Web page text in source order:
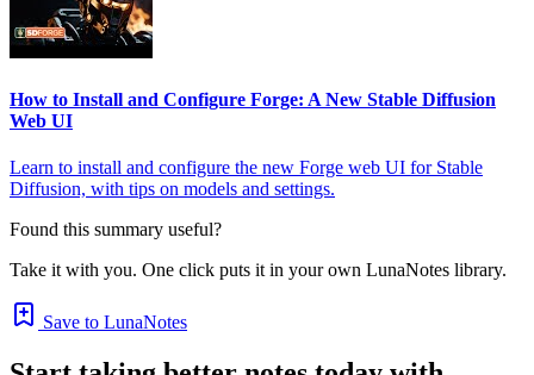
How to Install and Configure Forge: A New Stable Diffusion
Web UI
Learn to install and configure the new Forge web UI for Stable
Diffusion, with tips on models and settings.
Found this summary useful?
Take it with you. One click puts it in your own LunaNotes library.
Save to LunaNotes